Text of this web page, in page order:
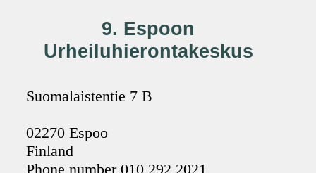
9. Espoon
Urheiluhierontakeskus
Suomalaistentie 7 B
02270 Espoo
Finland
Phone number 010 292 2021